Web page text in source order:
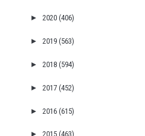
► 2020 (406)
► 2019 (563)
► 2018 (594)
► 2017 (452)
► 2016 (615)
► 2015 (463)